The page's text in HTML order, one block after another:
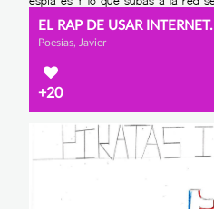
EL RAP DE USAR INTERNET.
Poesías, Javier
+20